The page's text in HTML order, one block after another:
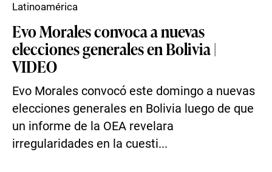
Evo Morales convoca a nuevas
elecciones generales en Bolivia |
VIDEO
Evo Morales convocó este domingo a nuevas
elecciones generales en Bolivia luego de que
un informe de la OEA revelara
irregularidades en la cuesti...
Latinoamérica